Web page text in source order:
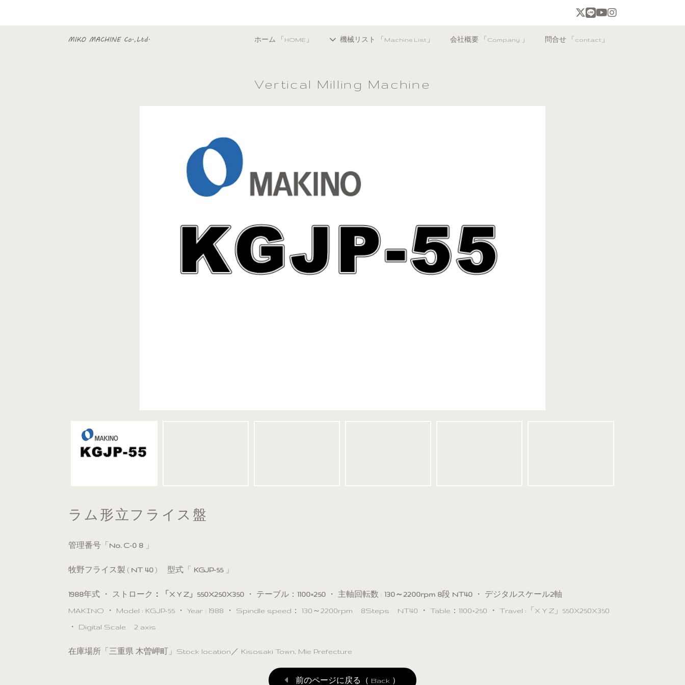
ホーム 「HOME」 機械リスト 「Machine List」 会社概要 「Company 」 問合せ 「contact」
Vertical Milling Machine
ラム形立フライス盤
管理番号「 No. C-0 8 」
牧野フライス製 ( NT 40) 型式「 KGJP-55」
1988年式 ・ ストローク ：「X Y Z」550X250X350 ・ テーブル：1100×250 ・ 主軸回転数 :130～2200rpm 8段 NT40 ・ デジタルスケール2軸
MAKINO ・ Model : KGJP-55 ・ Year : 1988 ・ Spindle speed： 130～2200rpm 8Steps NT40 ・ Table：1100×250 ・ Travel :「X Y Z」550X250X350
・ Digital Scale 2 axis
在庫場所「三重県 木曽岬町」Stock location／ Kisosaki Town, Mie Prefecture
前のページに戻る（ Back ）